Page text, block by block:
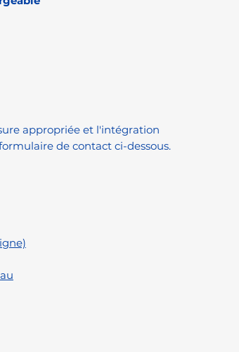
appropriée et l'intégration
de contact ci-dessous.